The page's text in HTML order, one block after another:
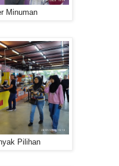
Minuman
Pilihan